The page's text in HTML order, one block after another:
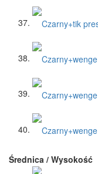
Średnica / Wysokość